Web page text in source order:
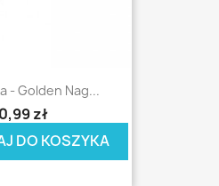
- Golden Nag...
zł
DO KOSZYKA